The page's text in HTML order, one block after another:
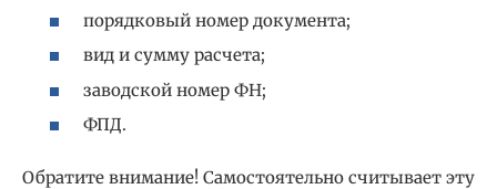
порядковый номер документа;
вид и сумму расчета;
заводской номер ФН;
ФПД.
Обратите внимание! Самостоятельно считывает эту